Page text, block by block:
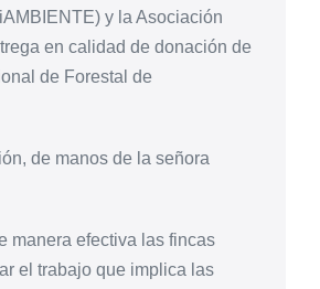
y la Asociación
en calidad de donación de
de Forestal de
de manos de la señora
manera efectiva las fincas
el trabajo que implica las